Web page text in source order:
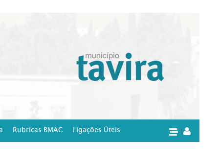
Rubricas BMAC Ligações Úteis